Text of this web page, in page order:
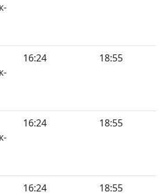
16:24 18:55
16:24 18:55
16:24 18:55